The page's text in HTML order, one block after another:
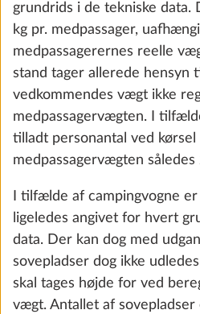
the future. You can find
cookies and customization
the "Show details" link.
Show details
Koldskumsmadras, med
fjedertræramme ved
senge
SKRIDT 5 AF 8
Vand, gas, el
grundrids i de tekniske data.
kg pr. medpassager,
medpassagerernes reelle
stand tager allerede hensyn
vedkommendes vægt ikke
medpassagervægten. I
tilladt personantal ved kørsel
medpassagervægten således
I tilfælde af campingvogne
ligeledes angivet for hvert
data. Der kan dog med
sovepladser dog ikke
skal tages højde for ved
vægt. Antallet af